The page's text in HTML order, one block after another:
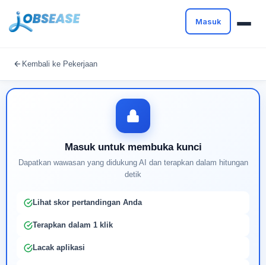
Masuk
Kembali ke Pekerjaan
Masuk untuk membuka kunci
Dapatkan wawasan yang didukung AI dan terapkan dalam hitungan
detik
Lihat skor pertandingan Anda
Terapkan dalam 1 klik
Lacak aplikasi
Buat profil Anda untuk membuka kunci pencocokan